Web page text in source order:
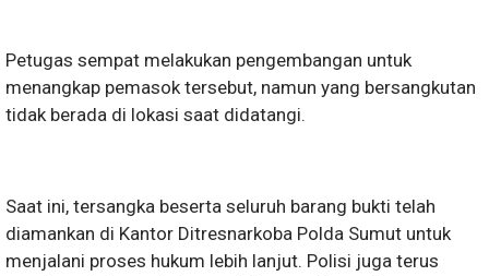
Petugas sempat melakukan pengembangan untuk
menangkap pemasok tersebut, namun yang bersangkutan
tidak berada di lokasi saat didatangi.
Saat ini, tersangka beserta seluruh barang bukti telah
diamankan di Kantor Ditresnarkoba Polda Sumut untuk
menjalani proses hukum lebih lanjut. Polisi juga terus